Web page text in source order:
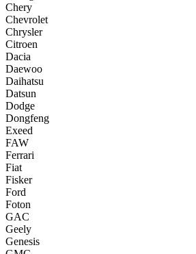
Chery
Chevrolet
Chrysler
Citroen
Dacia
Daewoo
Daihatsu
Datsun
Dodge
Dongfeng
Exeed
FAW
Ferrari
Fiat
Fisker
Ford
Foton
GAC
Geely
Genesis